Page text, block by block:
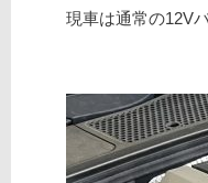
現車は通常の12V